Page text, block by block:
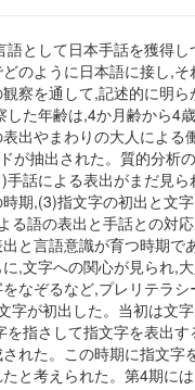
語として日本手話を獲得し
のように日本語に接し,
察を通して,記述的に明ら
した年齢は,4か月齢から4
出やまわりの大人による
が抽出された。質的分析
手話による表出がまだ見
期,(3)指文字の初出と文
る語の表出と手話との対
と言語意識が育つ時期で
,文字への関心が見られ,
なぞるなど,プレリテラ
字が初出した。当初は文
を指さして指文字を表出
れた。この時期に指文字
と考えられた。第4期に